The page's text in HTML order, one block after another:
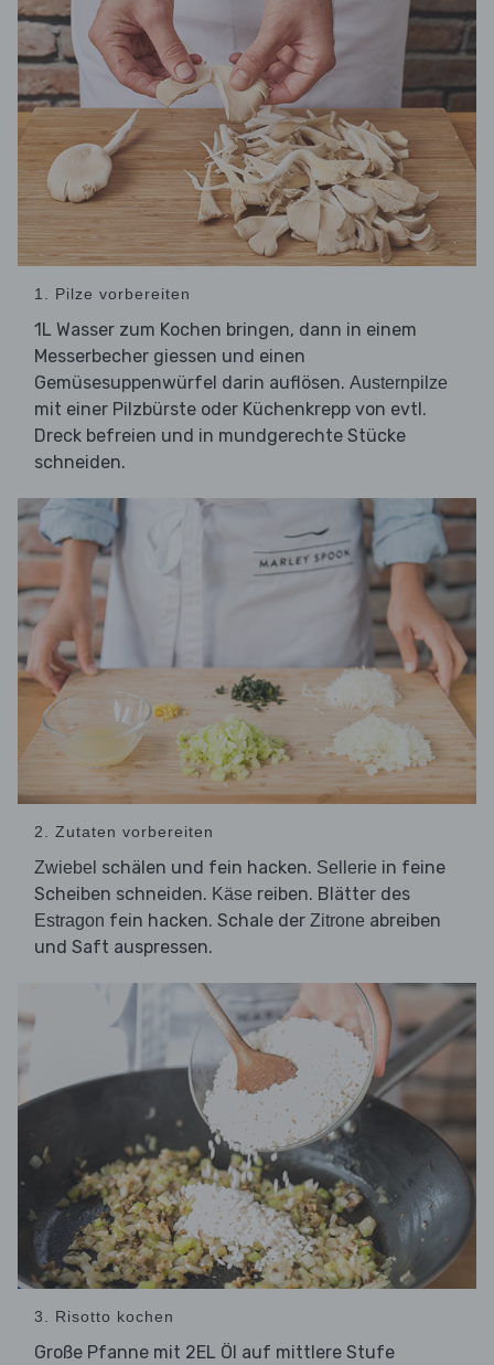
1. Pilze vorbereiten
1L Wasser zum Kochen bringen, dann in einem
Messerbecher giessen und einen
Gemüsesuppenwürfel darin auflösen. Austernpilze
mit einer Pilzbürste oder Küchenkrepp von evtl.
Dreck befreien und in mundgerechte Stücke
schneiden.
2. Zutaten vorbereiten
Zwiebel schälen und fein hacken. Sellerie in feine
Scheiben schneiden. Käse reiben. Blätter des
Estragon fein hacken. Schale der Zitrone abreiben
und Saft auspressen.
3. Risotto kochen
Große Pfanne mit 2EL Öl auf mittlere Stufe